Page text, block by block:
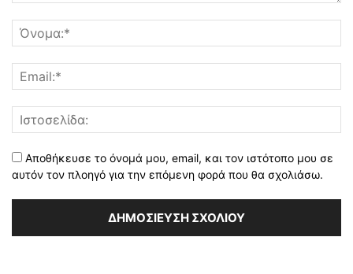
Αποθήκευσε το όνομά μου, email, και τον ιστότοπο μου σε
αυτόν τον πλοηγό για την επόμενη φορά που θα σχολιάσω.